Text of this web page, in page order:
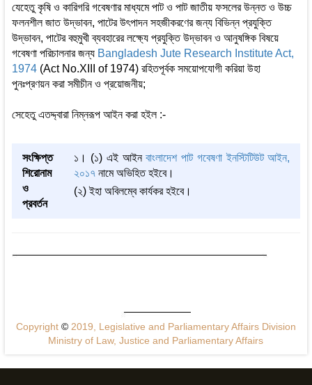
যেহেতু কৃষি ও কারিগরি গবেষণার মাধ্যমে পাট ও পাট জাতীয় ফসলের উন্নত ও উচ্চ
ফলনশীল জাত উদ্ভাবন, পাটের উৎপাদন সহজীকরণের জন্য বিভিন্ন প্রযুক্তি
উদ্ভাবন, পাটের বহুমুখী ব্যবহারের লক্ষ্যে প্রযুক্তি উদ্ভাবন ও আনুষঙ্গিক বিষয়ে
গবেষণা পরিচালনার জন্য Bangladesh Jute Research Institute Act,
1974(Act No.XIII of 1974) রহিতপূর্বক সময়োপযোগী করিয়া উহা
পুনঃপ্রণয়ন করা সমীচীন ও প্রয়োজনীয়;
সেহেতু এতদ্দ্বারা নিম্নরূপ আইন করা হইল :-
সংক্ষিপ্ত
শিরোনাম
ও
প্রবর্তন
১। (১) এই আইনবাংলাদেশ পাট গবেষণা ইনস্টিটিউট আইন,
২০১৭ নামে অভিহিত হইবে।
(২) ইহা অবিলম্বে কার্যকর হইবে।
Copyright ©2019, Legislative and Parliamentary Affairs Division
Ministry of Law, Justice and Parliamentary Affairs